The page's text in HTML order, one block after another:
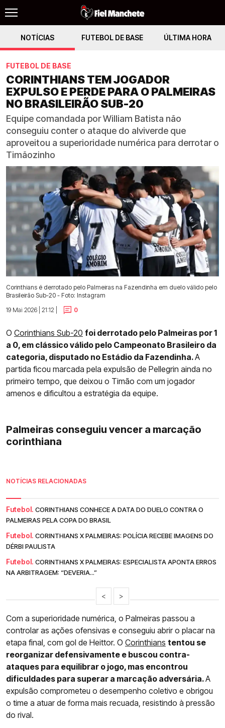
NOTÍCIAS FUTEBOL DE BASE ÚLTIMA HORA
FUTEBOL DE BASE
CORINTHIANS TEM JOGADOR
EXPULSO E PERDE PARA O PALMEIRAS
NO BRASILEIRÃO SUB-20
Equipe comandada por William Batista não
conseguiu conter o ataque do alviverde que
aproveitou a superioridade numérica para derrotar o
Timãozinho
Corinthians é derrotado pelo Palmeiras na Fazendinha em duelo válido pelo
Brasileirão Sub-20 - Foto: Instagram
19 Mai 2026 | 21:12 |
0
O Corinthians Sub-20 foi derrotado pelo Palmeiras por 1
a 0, em clássico válido pelo Campeonato Brasileiro da
categoria, disputado no Estádio da Fazendinha.A
partida ficou marcada pela expulsão de Pellegrin ainda no
primeiro tempo, que deixou o Timão com um jogador
amenos e dificultou a estratégia da equipe.
Palmeiras conseguiu vencer a marcação
corinthiana
NOTÍCIAS RELACIONADAS
Futebol. CORINTHIANS CONHECE A DATA DO DUELO CONTRA O
PALMEIRAS PELA COPA DO BRASIL
Futebol. CORINTHIANS X PALMEIRAS: POLÍCIA RECEBE IMAGENS DO
DÉRBI PAULISTA
Futebol. CORINTHIANS X PALMEIRAS: ESPECIALISTA APONTA ERROS
NA ARBITRAGEM: “DEVERIA...”
< >
Com a superioridade numérica, o Palmeiras passou a
controlar as ações ofensivas e conseguiu abrir o placar na
etapa final, com gol de Heittor. O Corinthians tentou se
reorganizar defensivamente e buscou contra-
ataques para equilibrar o jogo, mas encontrou
dificuldades para superar a marcação adversária.A
expulsão comprometeu o desempenho coletivo e obrigou
o time a atuar de forma mais recuada, resistindo à pressão
do rival.